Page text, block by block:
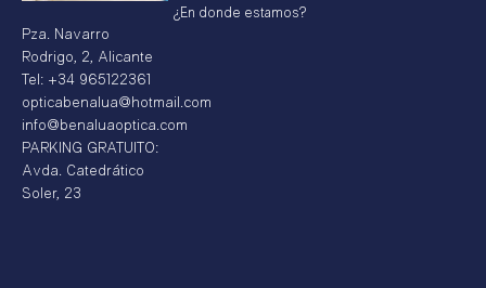
Pza. Navarro
Rodrigo, 2, Alicante
Tel: +34 965122361
opticabenalua@hotmail.com
info@benaluaoptica.com
PARKING GRATUITO:
Avda. Catedrático
Soler, 23
¿En donde estamos?